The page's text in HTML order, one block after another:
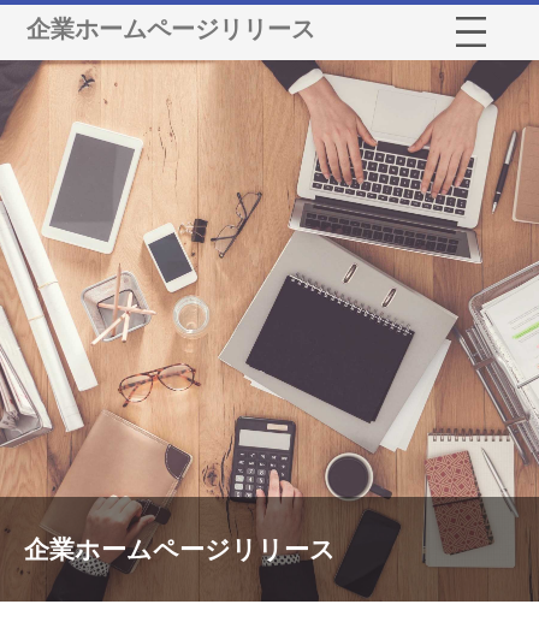
企業ホームページリリース
企業ホームページリリース